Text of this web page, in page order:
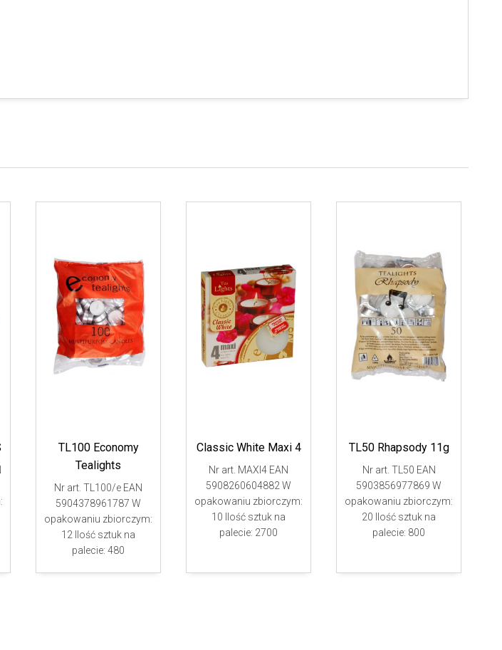
TL100 Economy
Tealights
Nr art. TL100/e EAN
5904378961787 W
opakowaniu zbiorczym:
12 Ilość sztuk na
palecie: 480
Classic White Maxi 4
Nr art. MAXI4 EAN
5908260604882 W
opakowaniu zbiorczym:
10 Ilość sztuk na
palecie: 2700
TL50 Rhapsody 11g
Nr art. TL50 EAN
5903856977869 W
opakowaniu zbiorczym:
20 Ilość sztuk na
palecie: 800